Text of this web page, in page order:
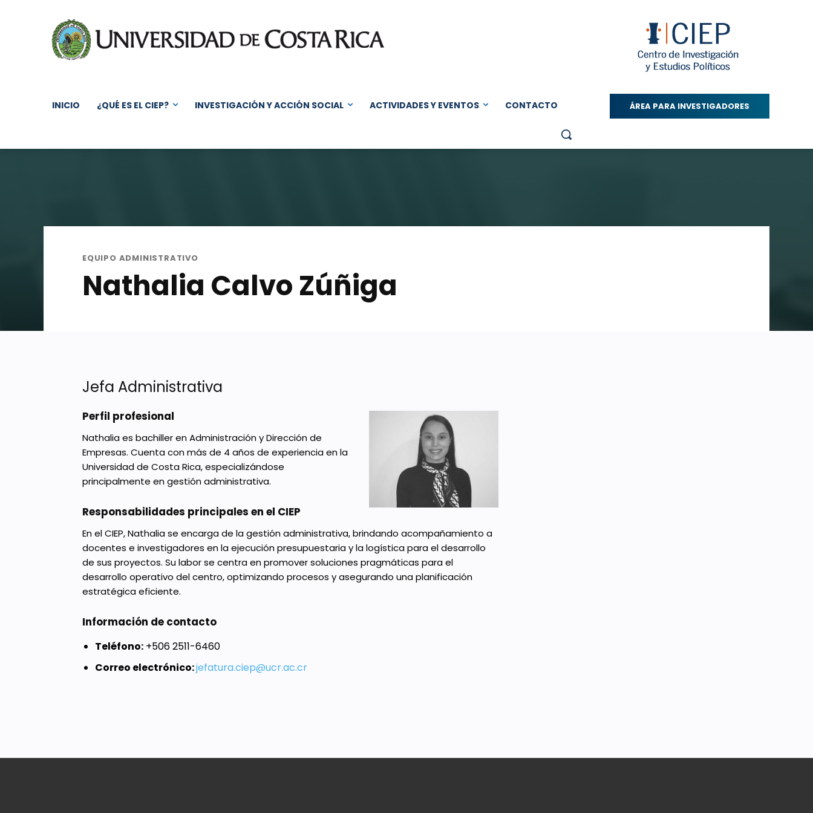
INICIO ¿QUÉ ES EL CIEP? INVESTIGACIÓN Y ACCIÓN SOCIAL ACTIVIDADES Y EVENTOS CONTACTO ÁREA PARA INVESTIGADORES
EQUIPO ADMINISTRATIVO
Nathalia Calvo Zúñiga
Jefa Administrativa
Perfil profesional
Nathalia es bachiller en Administración y Dirección de
Empresas. Cuenta con más de 4 años de experiencia en la
Universidad de Costa Rica, especializándose
principalmente en gestión administrativa.
Responsabilidades principales en el CIEP
En el CIEP, Nathalia se encarga de la gestión administrativa, brindando acompañamiento a
docentes e investigadores en la ejecución presupuestaria y la logística para el desarrollo
de sus proyectos. Su labor se centra en promover soluciones pragmáticas para el
desarrollo operativo del centro, optimizando procesos y asegurando una planificación
estratégica eficiente.
Información de contacto
Teléfono: +506 2511-6460
Correo electrónico:jefatura.ciep@ucr.ac.cr